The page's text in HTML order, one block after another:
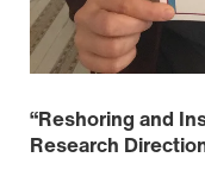
“Reshoring and
Research